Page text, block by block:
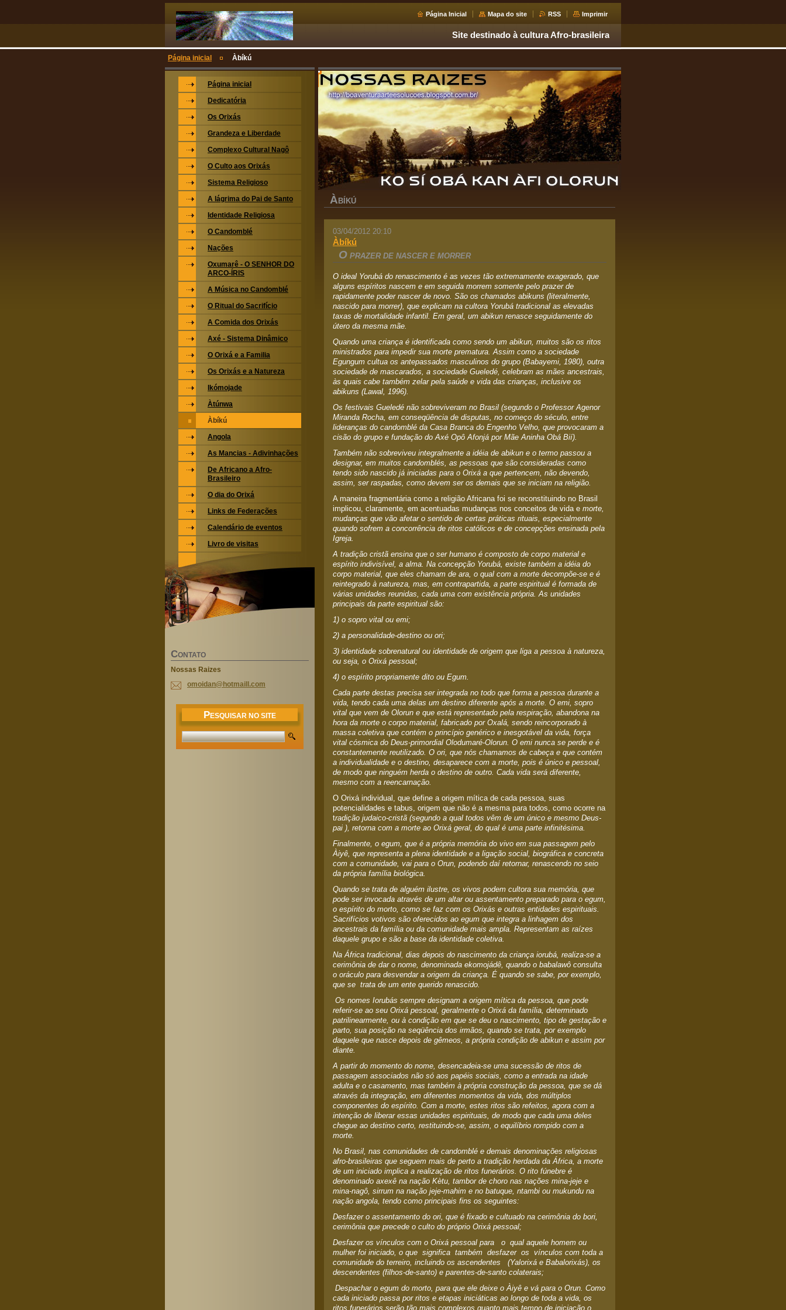
Página Inicial Mapa do site RSS Imprimir
Site destinado à cultura Afro-brasileira
Página inicial Àbíkú
À BÍKÚ
03/04/2012 20:10
Àbíkú
O PRAZER DE NASCER E MORRER
O ideal Yorubá do renascimento é as vezes tão extremamente exagerado, que
alguns espíritos nascem e em seguida morrem somente pelo prazer de
rapidamente poder nascer de novo. São os chamados abikuns (literalmente,
nascido para morrer), que explicam na cultora Yorubá tradicional as elevadas
taxas de mortalidade infantil. Em geral, um abikun renasce seguidamente do
útero da mesma mãe.
Quando uma criança é identificada como sendo um abikun, muitos são os ritos
ministrados para impedir sua morte prematura. Assim como a sociedade
Egungum cultua os antepassados masculinos do grupo (Babayemi, 1980), outra
sociedade de mascarados, a sociedade Gueledé, celebram as mães ancestrais,
às quais cabe também zelar pela saúde e vida das crianças, inclusive os
abikuns (Lawal, 1996).
Os festivais Gueledé não sobreviveram no Brasil (segundo o Professor Agenor
Miranda Rocha, em conseqüência de disputas, no começo do século, entre
lideranças do candomblé da Casa Branca do Engenho Velho, que provocaram a
cisão do grupo e fundação do Axé Opô Afonjá por Mãe Aninha Obá Bií).
Também não sobreviveu integralmente a idéia de abikun e o termo passou a
designar, em muitos candomblés, as pessoas que são consideradas como
tendo sido nascido já iniciadas para o Orixá a que pertencem, não devendo,
assim, ser raspadas, como devem ser os demais que se iniciam na religião.
A maneira fragmentária como a religião Africana foi se reconstituindo no Brasil
implicou, claramente, em acentuadas mudanças nos conceitos de vida e morte,
mudanças que vão afetar o sentido de certas práticas rituais, especialmente
quando sofrem a concorrência de ritos católicos e de concepções ensinada pela
Igreja.
A tradição cristã ensina que o ser humano é composto de corpo material e
espírito indivisível, a alma. Na concepção Yorubá, existe também a idéia do
corpo material, que eles chamam de ara, o qual com a morte decompõe-se e é
reintegrado à natureza, mas, em contrapartida, a parte espiritual é formada de
várias unidades reunidas, cada uma com existência própria. As unidades
principais da parte espiritual são:
1) o sopro vital ou emi;
2) a personalidade-destino ou ori;
3) identidade sobrenatural ou identidade de origem que liga a pessoa à natureza,
ou seja, o Orixá pessoal;
4) o espírito propriamente dito ou Egum.
Cada parte destas precisa ser integrada no todo que forma a pessoa durante a
vida, tendo cada uma delas um destino diferente após a morte. O emi, sopro
vital que vem de Olorun e que está representado pela respiração, abandona na
hora da morte o corpo material, fabricado por Oxalá, sendo reincorporado à
massa coletiva que contém o princípio genérico e inesgotável da vida, força
vital cósmica do Deus-primordial Olodumaré-Olorun. O emi nunca se perde e é
constantemente reutilizado. O ori, que nós chamamos de cabeça e que contém
a individualidade e o destino, desaparece com a morte, pois é único e pessoal,
de modo que ninguém herda o destino de outro. Cada vida será diferente,
mesmo com a reencarnação.
O Orixá individual, que define a origem mítica de cada pessoa, suas
potencialidades e tabus, origem que não é a mesma para todos, como ocorre na
tradição judaico-cristã (segundo a qual todos vêm de um único e mesmo Deus-
pai ), retorna com a morte ao Orixá geral, do qual é uma parte infinitésima.
Finalmente, o egum, que é a própria memória do vivo em sua passagem pelo
Àiyê, que representa a plena identidade e a ligação social, biográfica e concreta
com a comunidade, vai para o Orun, podendo daí retornar, renascendo no seio
da própria família biológica.
Quando se trata de alguém ilustre, os vivos podem cultora sua memória, que
pode ser invocada através de um altar ou assentamento preparado para o egum,
o espírito do morto, como se faz com os Orixás e outras entidades espirituais.
Sacrifícios votivos são oferecidos ao egum que integra a linhagem dos
ancestrais da família ou da comunidade mais ampla. Representam as raízes
daquele grupo e são a base da identidade coletiva.
Na África tradicional, dias depois do nascimento da criança iorubá, realiza-se a
cerimônia de dar o nome, denominada ekomojádê, quando o babalawô consulta
o oráculo para desvendar a origem da criança. É quando se sabe, por exemplo,
que se trata de um ente querido renascido.
Os nomes Iorubás sempre designam a origem mítica da pessoa, que pode
referir-se ao seu Orixá pessoal, geralmente o Orixá da família, determinado
patrilinearmente, ou à condição em que se deu o nascimento, tipo de gestação e
parto, sua posição na seqüência dos irmãos, quando se trata, por exemplo
daquele que nasce depois de gêmeos, a própria condição de abikun e assim por
diante.
A partir do momento do nome, desencadeia-se uma sucessão de ritos de
passagem associados não só aos papéis sociais, como a entrada na idade
adulta e o casamento, mas também à própria construção da pessoa, que se dá
através da integração, em diferentes momentos da vida, dos múltiplos
componentes do espírito. Com a morte, estes ritos são refeitos, agora com a
intenção de liberar essas unidades espirituais, de modo que cada uma deles
chegue ao destino certo, restituindo-se, assim, o equilíbrio rompido com a
morte.
No Brasil, nas comunidades de candomblé e demais denominações religiosas
afro-brasileiras que seguem mais de perto a tradição herdada da África, a morte
de um iniciado implica a realização de ritos funerários. O rito fúnebre é
denominado axexê na nação Kètu, tambor de choro nas nações mina-jeje e
mina-nagô, sirrum na nação jeje-mahim e no batuque, ntambi ou mukundu na
nação angola, tendo como principais fins os seguintes:
Desfazer o assentamento do ori, que é fixado e cultuado na cerimônia do bori,
cerimônia que precede o culto do próprio Orixá pessoal;
Desfazer os vínculos com o Orixá pessoal para o qual aquele homem ou
mulher foi iniciado, o que significa também desfazer os vínculos com toda a
comunidade do terreiro, incluindo os ascendentes (Yalorixá e Babalorixás), os
descendentes (filhos-de-santo) e parentes-de-santo colaterais;
Despachar o egum do morto, para que ele deixe o Àiyê e vá para o Orun. Como
cada iniciado passa por ritos e etapas iniciáticas ao longo de toda a vida, os
ritos funerários serão tão mais complexos quanto mais tempo de iniciação o
Página inicial
Dedicatória
Os Orixás
Grandeza e Liberdade
Complexo Cultural Nagô
O Culto aos Orixás
Sistema Religioso
A lágrima do Pai de Santo
Identidade Religiosa
O Candomblé
Nações
Oxumarê - O SENHOR DO
ARCO-ÍRIS
A Música no Candomblé
O Ritual do Sacrifício
A Comida dos Orixás
Axé - Sistema Dinâmico
O Orixá e a Familia
Os Orixás e a Natureza
Ikómojade
Àtúnwa
Àbíkú
Angola
As Mancias - Adivinhações
De Africano a Afro-
Brasileiro
O dia do Orixá
Links de Federações
Calendário de eventos
Livro de visitas
CONTATO
Nossas Raizes
omoidan@ hotmaill .com
PESQUISAR NO SITE